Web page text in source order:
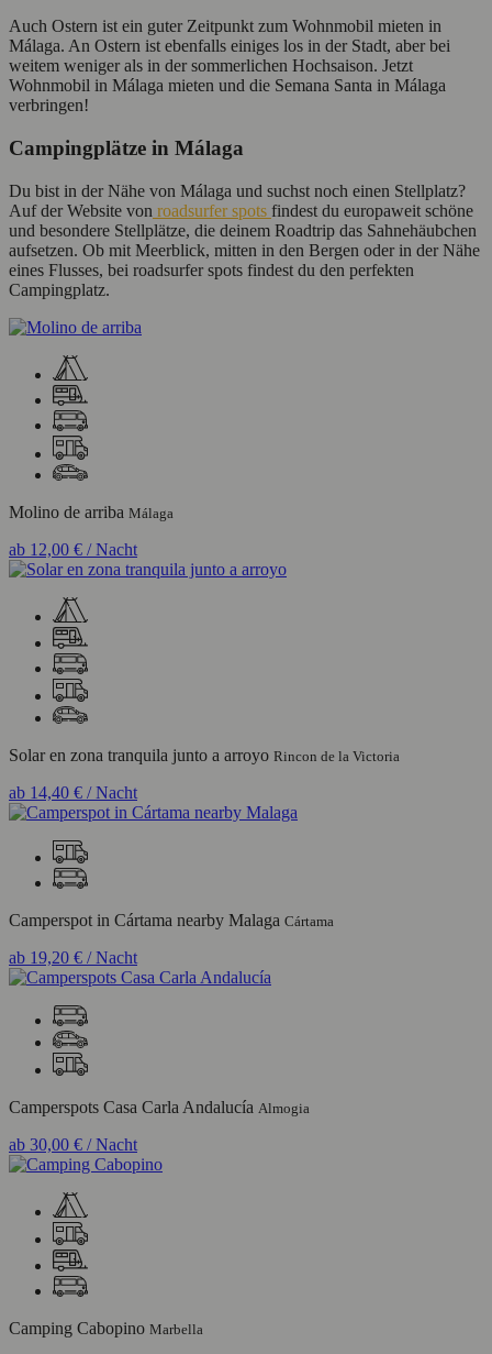
Auch Ostern ist ein guter Zeitpunkt zum Wohnmobil mieten in
Málaga. An Ostern ist ebenfalls einiges los in der Stadt, aber bei
weitem weniger als in der sommerlichen Hochsaison. Jetzt
Wohnmobil in Málaga mieten und die Semana Santa in Málaga
verbringen!
Campingplätze in Málaga
Du bist in der Nähe von Málaga und suchst noch einen Stellplatz?
Auf der Website von roadsurfer spots findest du europaweit schöne
und besondere Stellplätze, die deinem Roadtrip das Sahnehäubchen
aufsetzen. Ob mit Meerblick, mitten in den Bergen oder in der Nähe
eines Flusses, bei roadsurfer spots findest du den perfekten
Campingplatz.
Molino de arriba Málaga
ab 12,00 € / Nacht
Solar en zona tranquila junto a arroyo Rincon de la Victoria
ab 14,40 € / Nacht
Camperspot in Cártama nearby Malaga Cártama
ab 19,20 € / Nacht
Camperspots Casa Carla Andalucía Almogia
ab 30,00 € / Nacht
Camping Cabopino Marbella